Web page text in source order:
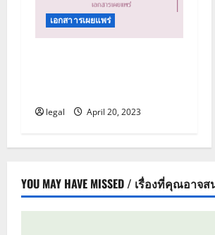
เอกสาารเผยแพร่
legal April 20, 2023
YOU MAY HAVE MISSED / เรื่องที่คุณอาจ